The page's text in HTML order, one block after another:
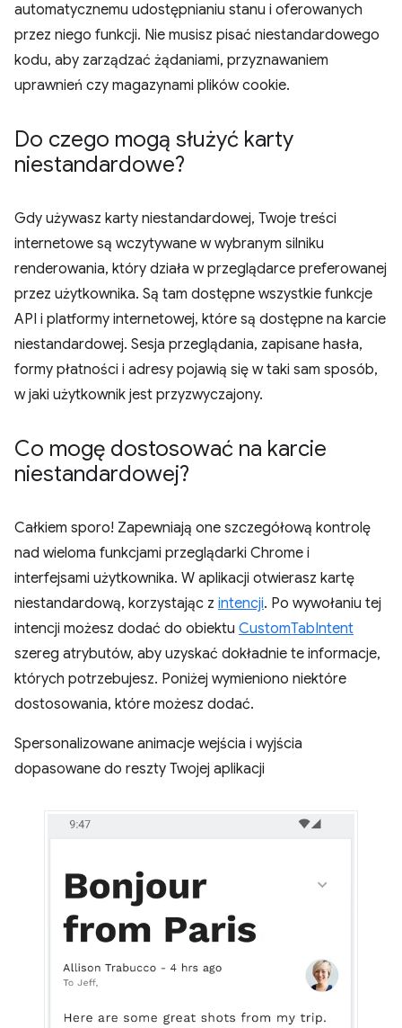
automatycznemu udostępnianiu stanu i oferowanych
przez niego funkcji. Nie musisz pisać niestandardowego
kodu, aby zarządzać żądaniami, przyznawaniem
uprawnień czy magazynami plików cookie.
Do czego mogą służyć karty
niestandardowe?
Gdy używasz karty niestandardowej, Twoje treści
internetowe są wczytywane w wybranym silniku
renderowania, który działa w przeglądarce preferowanej
przez użytkownika. Są tam dostępne wszystkie funkcje
API i platformy internetowej, które są dostępne na karcie
niestandardowej. Sesja przeglądania, zapisane hasła,
formy płatności i adresy pojawią się w taki sam sposób,
w jaki użytkownik jest przyzwyczajony.
Co mogę dostosować na karcie
niestandardowej?
Całkiem sporo! Zapewniają one szczegółową kontrolę
nad wieloma funkcjami przeglądarki Chrome i
interfejsami użytkownika. W aplikacji otwierasz kartę
niestandardową, korzystając z intencji. Po wywołaniu tej
intencji możesz dodać do obiektu CustomTabIntent
szereg atrybutów, aby uzyskać dokładnie te informacje,
których potrzebujesz. Poniżej wymieniono niektóre
dostosowania, które możesz dodać.
Spersonalizowane animacje wejścia i wyjścia
dopasowane do reszty Twojej aplikacji